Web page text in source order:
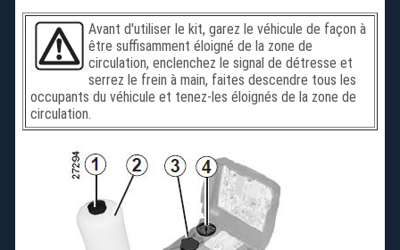
Avant d'utiliser le kit, garez le véhicule de façon à
être suffisamment éloigné de la zone de
circulation, enclenchez le signal de détresse et
serrez le frein à main, faites descendre tous les
occupants du véhicule et tenez-les éloignés de la zone de
circulation.